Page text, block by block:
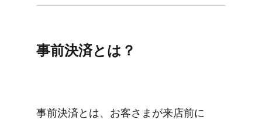
事前決済とは？
事前決済とは、​お客さまが​来店前に​